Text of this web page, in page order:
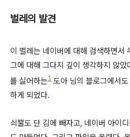
벌레의 발견
이 벌레는 네이버에 대해 검색하면서
그에 대해 그다지 깊이 생각하지 않았
를 싫어하는1 도아 님의 블로그에서
하게 되었다.
쇠뿔도 단 김에 빼자고, 네이버 아이